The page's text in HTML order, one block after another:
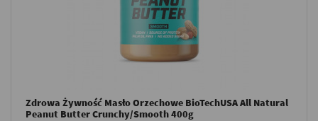
Zdrowa Żywność Masło Orzechowe BioTechUSA All Natural
Peanut Butter Crunchy/Smooth 400g